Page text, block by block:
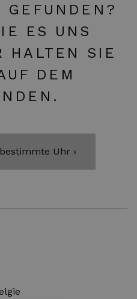
GEFUNDEN?
ES UNS
HALTEN SIE
DEM
Uhr ›